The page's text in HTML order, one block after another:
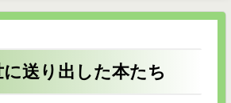
送り出した本たち